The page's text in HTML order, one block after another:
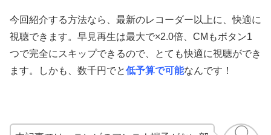
今回紹介する方法なら、最新のレコーダー以上に、快適に
視聴できます。早見再生は最大で×2.0倍、CMもボタン1
つで完全にスキップできるので、とても快適に視聴ができ
ます。しかも、数千円でと低予算で可能なんです！